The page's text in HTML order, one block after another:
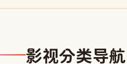
影视分类导